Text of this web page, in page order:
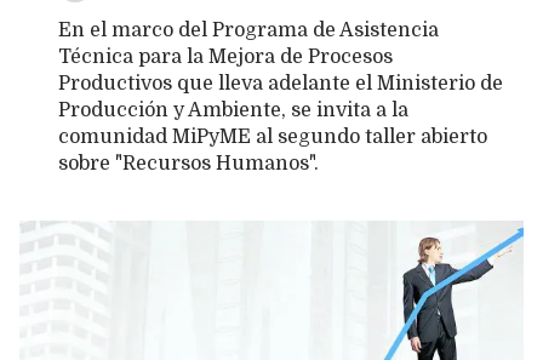
En el marco del Programa de Asistencia
Técnica para la Mejora de Procesos
Productivos que lleva adelante el Ministerio de
Producción y Ambiente, se invita a la
comunidad MiPyME al segundo taller abierto
sobre "Recursos Humanos".